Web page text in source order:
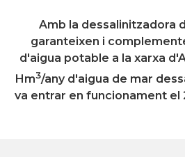
Amb la dessalinitzadora
garanteixen i
d'aigua potable a la xarxa
Hm3/any d'aigua de mar
va entrar en funcionament el